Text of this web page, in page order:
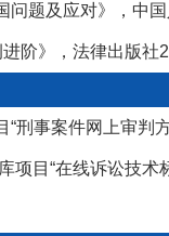
问题及应对》，中
阶》，法律出版社
“刑事案件网上审判
项目“在线诉讼技术